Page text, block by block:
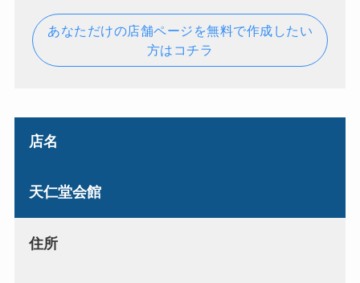
あなただけの店舗ページを無料で作成したい
方はコチラ
店名
天仁堂会館
住所